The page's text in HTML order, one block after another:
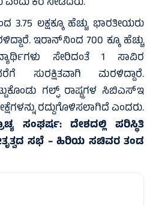
3.75 ಲಕ್ಷಕ್ಕೂ ಹೆಚ್ಚು ಭಾರತೀಯರು
ಇರಾನ್‌ನಿಂದ 700 ಕ್ಕೂ ಹೆಚ್ಚು
ಸೇರಿದಂತೆ 1 ಸಾವಿರ
ಸುರಕ್ಷಿತವಾಗಿ ಮರಳಿದ್ದಾರೆ.
ಗಲ್ಫ್ ರಾಷ್ಟ್ರಗಳ ಸಿಬಿಎಸ್‌ಇ
ರದ್ದುಗೊಳಿಸಲಾಗಿದೆ ಎಂದರು.
ಸಂಘರ್ಷ: ದೇಶದಲ್ಲಿ ಪರಿಸ್ಥಿತಿ
ಸಭೆ – ಹಿರಿಯ ಸಚಿವರ ತಂಡ